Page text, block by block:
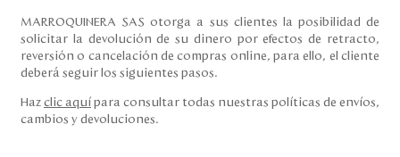
MARROQUINERA SAS otorga a sus clientes la posibilidad de
solicitar la devolución de su dinero por efectos de retracto,
reversión o cancelación de compras online, para ello, el cliente
deberá seguir los siguientes pasos.
Haz clic aquí para consultar todas nuestras políticas de envíos,
cambios y devoluciones.